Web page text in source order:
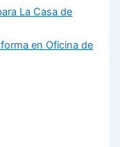
La Casa de
en Oficina de